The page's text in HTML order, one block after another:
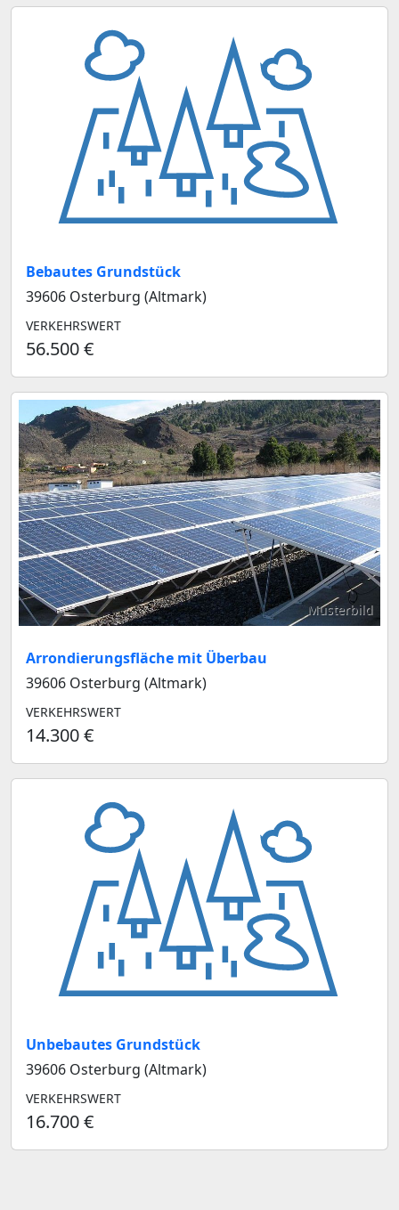
Bebautes Grundstück
39606 Osterburg (Altmark)
VERKEHRSWERT
56.500 €
Musterbild
Arrondierungsfläche mit Überbau
39606 Osterburg (Altmark)
VERKEHRSWERT
14.300 €
Unbebautes Grundstück
39606 Osterburg (Altmark)
VERKEHRSWERT
16.700 €